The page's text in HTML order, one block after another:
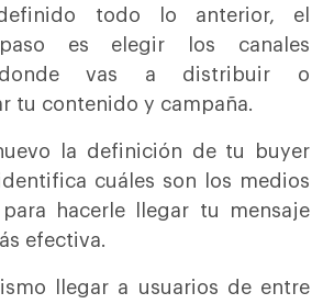
todo lo anterior, el
es elegir los canales
vas a distribuir o
tu contenido y campaña.
la definición de tu buyer
cuáles son los medios
hacerle llegar tu mensaje
efectiva.
llegar a usuarios de entre